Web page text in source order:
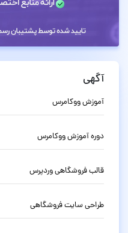
آگهی
آموزش ووکامرس
دوره آموزش ووکامرس
قالب فروشگاهی وردپرس
طراحی سایت فروشگاهی